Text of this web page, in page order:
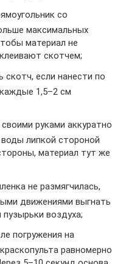
со
максимальных
материал не
скотчем;
если нанести по
1,5–2 см
руками аккуратно
липкой стороной
материал тут же
не размягчилась,
движениями выгнать
воздуха;
погружения на
равномерно